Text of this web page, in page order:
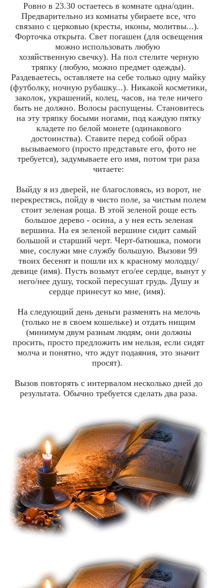
Ровно в 23.30 остаетесь в комнате одна/один.
Предварительно из комнаты убираете все, что
связано с церковью (кресты, иконы, молитвы...).
Форточка открыта. Свет погашен (для освещения
можно использовать любую
хозяйственную свечку). На пол стелите черную
тряпку (любую, можно предмет одежды).
Раздеваетесь, оставляете на себе только одну майку
(футболку, ночную рубашку...). Никакой косметики,
заколок, украшений, колец, часов, на теле ничего
быть не должно. Волосы распущены. Становитесь
на эту тряпку босыми ногами, под каждую пятку
кладете по белой монете (одинакового
достоинства). Ставите перед собой образ
вызываемого (просто представьте его, фото не
требуется), задумываете его имя, потом три раза
читаете:
Выйду я из дверей, не благословясь, из ворот, не
перекрестясь, пойду в чисто поле, за чистым полем
стоит зеленая роща. В этой зеленой роще есть
большое дерево - осина, а у нея есть зеленая
вершина. На ея зеленой вершине сидит самый
большой и старший черт. Черт-батюшка, помоги
мне, сослужи мне службу большую. Вызови 99
твоих бесенят и пошли их к красному молодцу/
девице (имя). Пусть возьмут его/ее сердце, вынут у
него/нее душу, тоской пересушат грудь. Душу и
сердце принесут ко мне, (имя).
На следующий день деньги разменять на мелочь
(только не в своем кошельке) и отдать нищим
(минимум двум разным людям, они должны
просить, просто предложить им нельзя, если сидят
молча и понятно, что ждут подаяния, это значит
просят).
Вызов повторять с интервалом несколько дней до
результата. Обычно требуется сделать два раза.